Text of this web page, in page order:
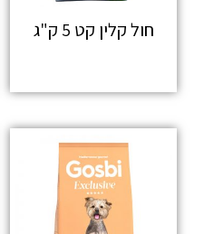
חול קלין קט 5 ק"ג